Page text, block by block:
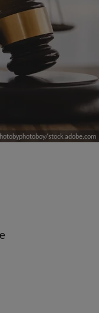
stock.adobe.com